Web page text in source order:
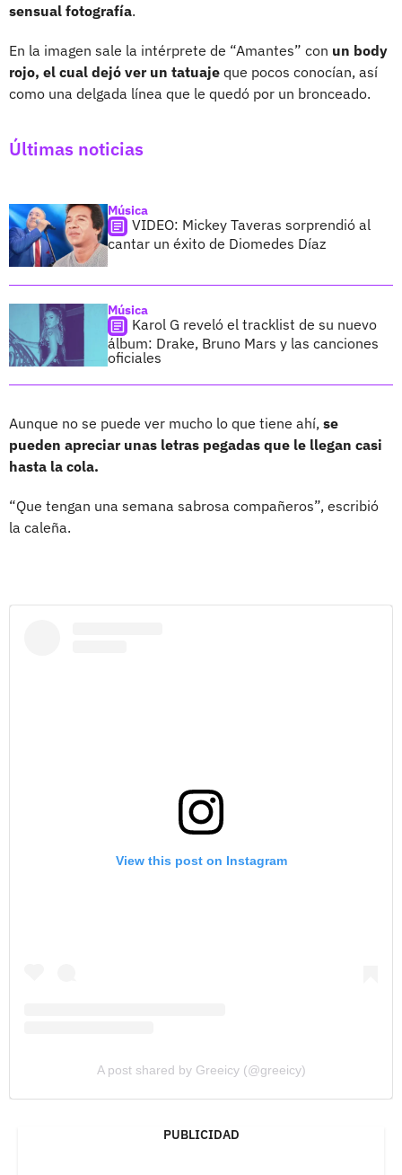
sensual fotografía.
En la imagen sale la intérprete de “Amantes” con un body
rojo, el cual dejó ver un tatuaje que pocos conocían, así
como una delgada línea que le quedó por un bronceado.
Últimas noticias
Música
VIDEO: Mickey Taveras sorprendió al
cantar un éxito de Diomedes Díaz
Música
Karol G reveló el tracklist de su nuevo
álbum: Drake, Bruno Mars y las canciones
oficiales
Aunque no se puede ver mucho lo que tiene ahí, se
pueden apreciar unas letras pegadas que le llegan casi
hasta la cola.
“Que tengan una semana sabrosa compañeros”, escribió
la caleña.
View this post on Instagram
A post shared by Greeicy (@greeicy)
PUBLICIDAD